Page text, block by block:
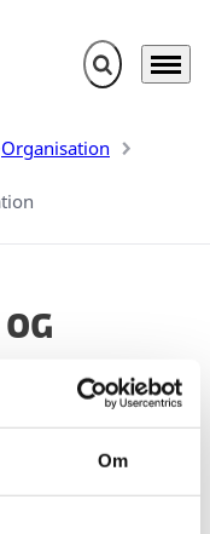
Om
Fold søgefelt
Menu
Organisation
medarbejdere